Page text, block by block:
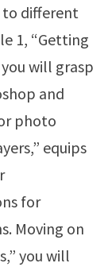
to different
1, “Getting
will grasp
and
photo
equips
for
Moving on
you will